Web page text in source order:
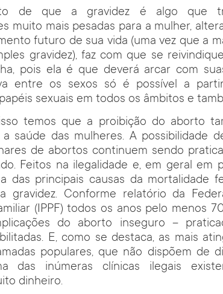
de que a gravidez é algo que
muito mais pesadas para a mulher,
futuro de sua vida (uma vez que a
gravidez), faz com que se
pois ela é que deverá arcar com
entre os sexos só é possível a
sexuais em todos os âmbitos e
temos que a proibição do aborto
a saúde das mulheres. A possibilidade
de abortos continuem sendo
Feitos na ilegalidade e, em geral em
das principais causas da mortalidade
gravidez. Conforme relatório da
(IPPF) todos os anos pelo menos
do aborto inseguro –
E, como se destaca, as mais
populares, que não dispõem de
das inúmeras clínicas ilegais
dinheiro.